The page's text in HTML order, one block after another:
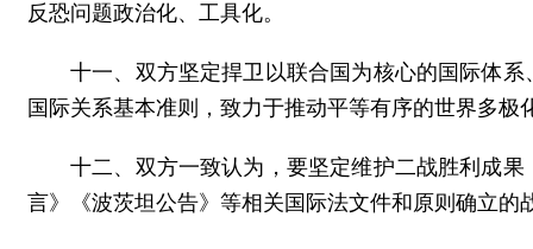
反恐问题政治化、工具化。
十一、双方坚定捍卫以联合国为核心的国际体
国际关系基本准则，致力于推动平等有序的世界多极
十二、双方一致认为，要坚定维护二战胜利成
言》《波茨坦公告》等相关国际法文件和原则确立